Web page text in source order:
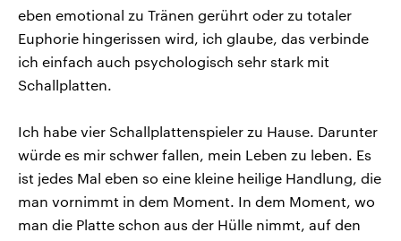
eben emotional zu Tränen gerührt oder zu totaler
Euphorie hingerissen wird, ich glaube, das verbinde
ich einfach auch psychologisch sehr stark mit
Schallplatten.
Ich habe vier Schallplattenspieler zu Hause. Darunter
würde es mir schwer fallen, mein Leben zu leben. Es
ist jedes Mal eben so eine kleine heilige Handlung, die
man vornimmt in dem Moment. In dem Moment, wo
man die Platte schon aus der Hülle nimmt, auf den